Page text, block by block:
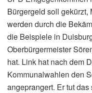
Bürgergeld soll
werden durch die
die Beispiele in
Oberbürgermeister
hat. Link hat nach dem
Kommunalwahlen den
angeprangert. Er tut